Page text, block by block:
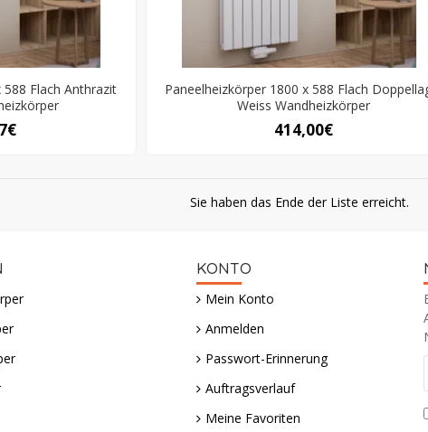
Flach Anthrazit
Paneelheizkörper 1800 x 588 Flach
Weiss Wandheizkörper
414,00€
Sie haben das Ende der Liste erreicht.
KONTO
Mein Konto
Anmelden
Passwort-Erinnerung
Auftragsverlauf
Meine Favoriten